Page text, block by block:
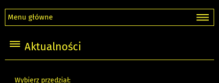
Menu główne
Aktualności
Wybierz przedział: